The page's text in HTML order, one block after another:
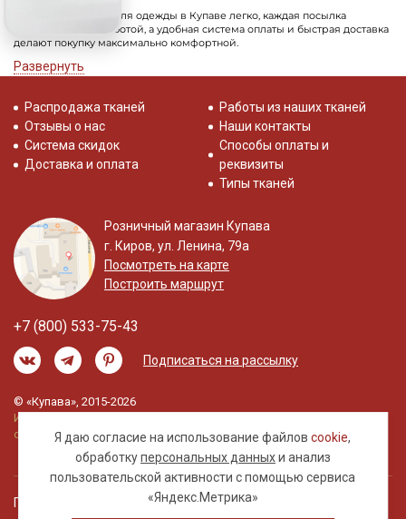
Купить утеплитель для одежды в Купаве легко, каждая посылка
упаковывается с заботой, а удобная система оплаты и быстрая доставка
делают покупку максимально комфортной.
Развернуть
Я даю согласие на использование файловcookie,
обработкуперсональных данныхи анализ
пользовательской активности с помощью сервиса
«Яндекс.Метрика»
Распродажа тканей
Отзывы о нас
Система скидок
Доставка и оплата
Работы из наших тканей
Наши контакты
Способы оплаты и
реквизиты
Типы тканей
Розничный магазин Купава
г. Киров, ул. Ленина, 79а
Посмотреть на карте
Построить маршрут
+7 (800) 533-75-43
Подписаться на рассылку
© «Купава», 2015-2026
Информация на сайте не является публичной
офертой.
Правовая информация